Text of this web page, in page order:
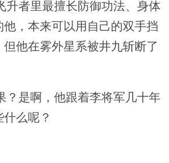
者里最擅长防御功法、身体
，本来可以用自己的双手挡
他在雾外星系被井九斩断了
是啊，他跟着李将军几十年
么呢？